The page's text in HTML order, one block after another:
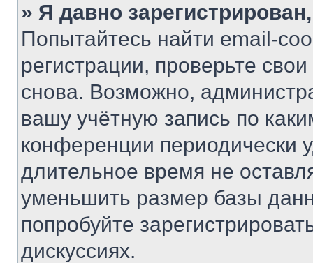
» Я давно
Попытайтесь найти email-
регистрации, проверьте
снова. Возможно,
вашу учётную запись по
конференции периодически
длительное время не
уменьшить размер базы
попробуйте
дискуссиях.